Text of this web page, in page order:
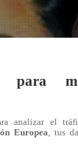
para
analizar el
Europea , tus